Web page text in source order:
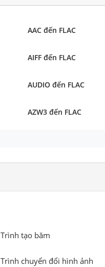
AAC đến FLAC
AIFF đến FLAC
AUDIO đến FLAC
AZW3 đến FLAC
Trình tạo băm
Trình chuyển đổi hình ảnh